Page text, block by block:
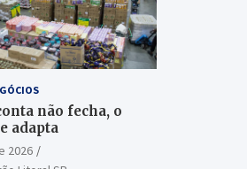
não fecha, o
adapta
2026